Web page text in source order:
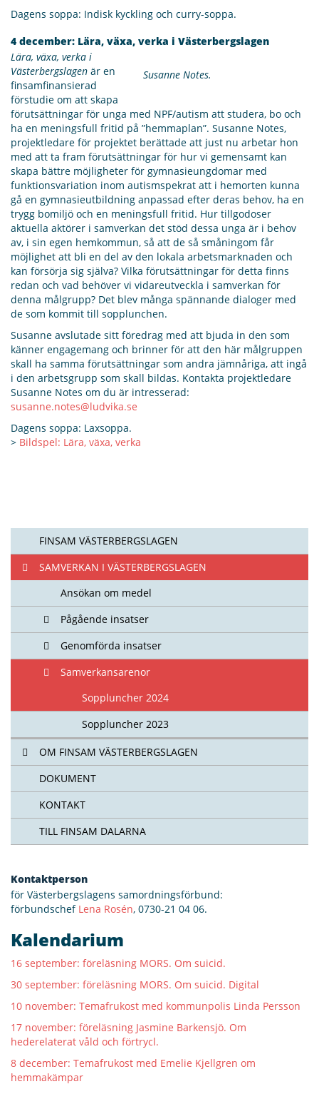
Dagens soppa: Indisk kyckling och curry-soppa.
4 december: Lära, växa, verka i Västerbergslagen
Susanne Notes.
Lära, växa, verka i
Västerbergslagen är en
finsamfinansierad
förstudie om att skapa
förutsättningar för unga med NPF/autism att studera, bo och
ha en meningsfull fritid på ”hemmaplan”. Susanne Notes,
projektledare för projektet berättade att just nu arbetar hon
med att ta fram förutsättningar för hur vi gemensamt kan
skapa bättre möjligheter för gymnasieungdomar med
funktionsvariation inom autismspekrat att i hemorten kunna
gå en gymnasieutbildning anpassad efter deras behov, ha en
trygg bomiljö och en meningsfull fritid. Hur tillgodoser
aktuella aktörer i samverkan det stöd dessa unga är i behov
av, i sin egen hemkommun, så att de så småningom får
möjlighet att bli en del av den lokala arbetsmarknaden och
kan försörja sig själva? Vilka förutsättningar för detta finns
redan och vad behöver vi vidareutveckla i samverkan för
denna målgrupp? Det blev många spännande dialoger med
de som kommit till sopplunchen.
Susanne avslutade sitt föredrag med att bjuda in den som
känner engagemang och brinner för att den här målgruppen
skall ha samma förutsättningar som andra jämnåriga, att ingå
i den arbetsgrupp som skall bildas. Kontakta projektledare
Susanne Notes om du är intresserad:
susanne.notes@ludvika.se
Dagens soppa: Laxsoppa.
> Bildspel: Lära, växa, verka
FINSAM VÄSTERBERGSLAGEN
SAMVERKAN I VÄSTERBERGSLAGEN
Ansökan om medel
Pågående insatser
Genomförda insatser
Samverkansarenor
Soppluncher 2024
Soppluncher 2023
OM FINSAM VÄSTERBERGSLAGEN
DOKUMENT
KONTAKT
TILL FINSAM DALARNA
Kontaktperson
för Västerbergslagens samordningsförbund:
förbundschef Lena Rosén, 0730-21 04 06.
Kalendarium
16 september: föreläsning MORS. Om suicid.
30 september: föreläsning MORS. Om suicid. Digital
10 november: Temafrukost med kommunpolis Linda Persson
17 november: föreläsning Jasmine Barkensjö. Om
hederelaterat våld och förtrycl.
8 december: Temafrukost med Emelie Kjellgren om
hemmakämpar